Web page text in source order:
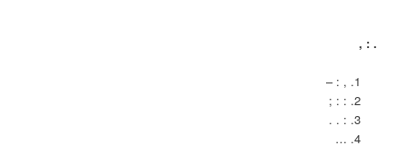
. : ,
, : –
: : ;
: . .
…